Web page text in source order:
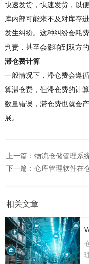
快速发货，快速发货，以
库内部可能来不及对库存
发生纠纷。这种纠纷会耗
判责，甚至会影响到双方的
滞仓费计算
一般情况下，滞仓费会遵
算滞仓费，但滞仓费的计
数量错误，滞仓费也就会
展。
上一篇： 物流仓储管理系
下一篇： 仓库管理软件在
相关文章